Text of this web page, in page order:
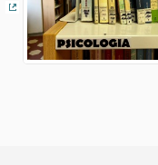
(External link)